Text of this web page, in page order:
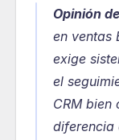
Opinión
en ventas
exige
el
CRM
diferencia